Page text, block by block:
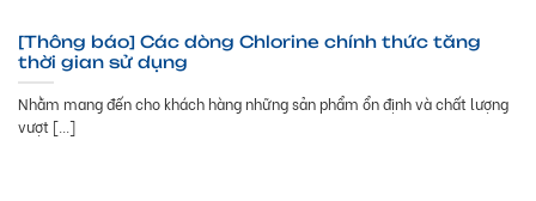
[Thông báo] Các dòng Chlorine chính thức tăng
thời gian sử dụng
Nhằm mang đến cho khách hàng những sản phẩm ổn định và chất lượng
vượt [...]